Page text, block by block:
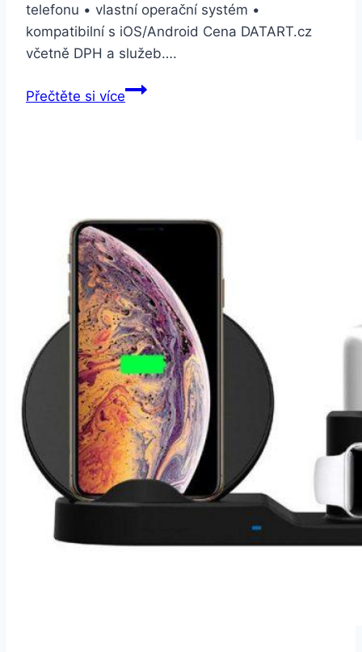
telefonu • vlastní operační systém •
kompatibilní s iOS/Android Cena DATART.cz
včetně DPH a služeb….
Přečtěte si víceSuunto